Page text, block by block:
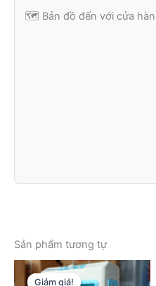
🗺️ Bản đồ đến với cửa
Sản phẩm tương tự
Giảm giá!
Giảm giá!